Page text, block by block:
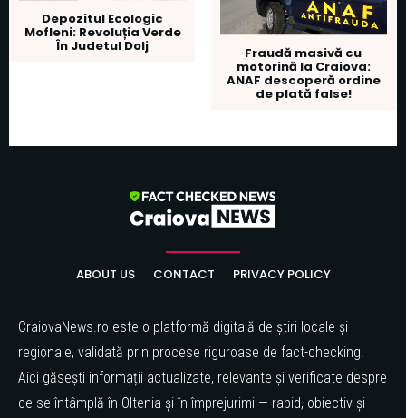
Depozitul Ecologic
Mofleni: Revoluția Verde
În Judetul Dolj Fraudă masivă cu
motorină la Craiova:
ANAF descoperă ordine
de plată false!
ABOUT US CONTACT PRIVACY POLICY
CraiovaNews.ro este o platformă digitală de știri locale și
regionale, validată prin procese riguroase de fact-checking.
Aici găsești informații actualizate, relevante și verificate despre
ce se întâmplă în Oltenia și în împrejurimi — rapid, obiectiv și